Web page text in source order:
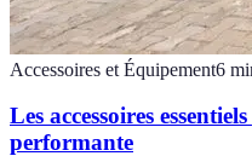
Accessoires et Équipement6
Les accessoires
performante